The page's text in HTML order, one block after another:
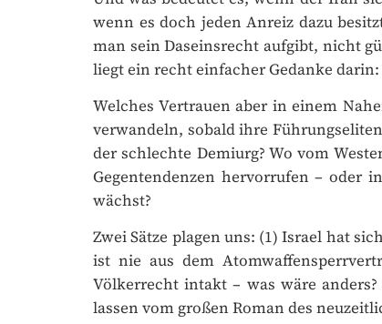
wenn es doch jeden Anreiz dazu
man sein Daseinsrecht aufgibt, nicht
liegt ein recht einfacher Gedanke
Welches Vertrauen aber in einem
verwandeln, sobald ihre
der schlechte Demiurg? Wo vom
Gegentendenzen hervorrufen – oder
wächst?
Zwei Sätze plagen uns: (1) Israel hat
ist nie aus dem
Völkerrecht intakt – was wäre
lassen vom großen Roman des